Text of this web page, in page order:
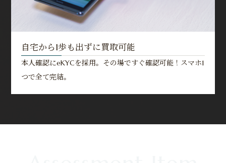
自宅から1歩も出ずに買取可能
本人確認にeKYCを採用。その場ですぐ確認可能！スマホ1
つで全て完結。